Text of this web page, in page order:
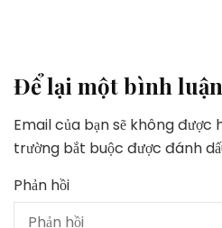
Để lại một bình luận
Email của bạn sẽ không được
trường bắt buộc được đánh
Phản hồi